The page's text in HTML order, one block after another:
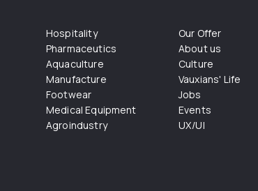
Hospitality
Pharmaceutics
Aquaculture
Manufacture
Footwear
Medical Equipment
Agroindustry
Our Offer
About us
Culture
Vauxians' Life
Jobs
Events
UX/UI